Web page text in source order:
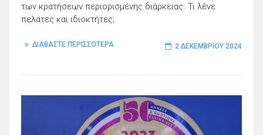
των κρατήσεων περιορισμένης διάρκειας. Τι λένε
πελάτες και ιδιοκτήτες;
ΔΙΑΒΑΣΤΕ ΠΕΡΙΣΣΟΤΕΡΑ 2 ΔΕΚΕΜΒΡΊΟΥ 2024